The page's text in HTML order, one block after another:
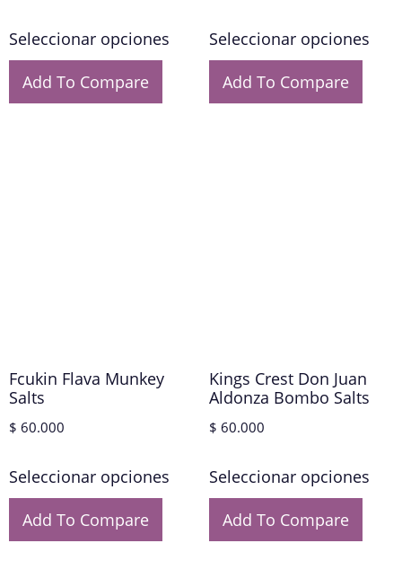
Seleccionar opciones
Add To Compare
Seleccionar opciones
Add To Compare
Fcukin Flava Munkey
Salts
$ 60.000
Seleccionar opciones
Add To Compare
Kings Crest Don Juan
Aldonza Bombo Salts
$ 60.000
Seleccionar opciones
Add To Compare